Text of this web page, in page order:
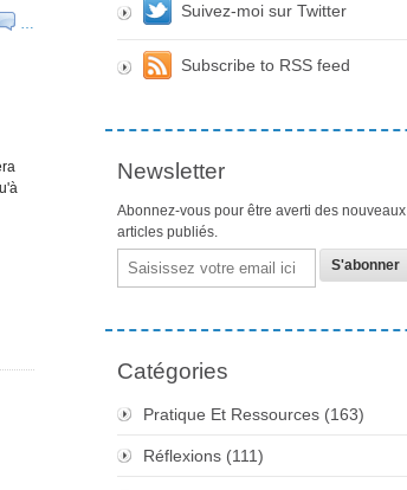
…
Suivez-moi sur Twitter
Subscribe to RSS feed
Newsletter
Abonnez-vous pour être averti des nouveaux
articles publiés.
Email
Catégories
Pratique Et Ressources (163)
Réflexions (111)